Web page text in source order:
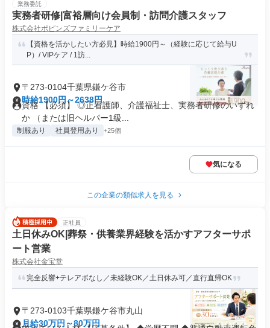
業務委託
実務者研修|富裕層向け会員制・訪問介護スタッフ
株式会社ポピンズファミリーケア
【資格を活かしたい方必見】時給1900円～（経験に応じて給与U
P）/ VIPケア / 1訪...
〒273-0104千葉県鎌ケ谷市
時給1900円～2638円
資格 【必須】 ◎正看護師、介護福祉士、実務者研修のいずれ
か （または旧ヘルパー1級...
制服あり 社員登用あり +25個
気になる
この企業の類似求人を見る
正社員
土日休みOK|葬祭・供養業界経験を活かすアフターサポ
ート営業
株式会社金宝堂
完全反響+テレアポなし／未経験OK／土日休み可／直行直帰OK
〒273-0103千葉県鎌ケ谷市丸山
月給30万円～80万円